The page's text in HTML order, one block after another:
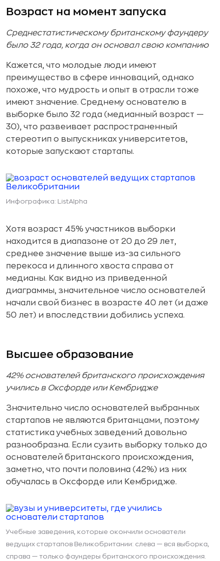
Возраст на момент запуска
Среднестатистическому британскому фаундеру
было 32 года, когда он основал свою компанию
Кажется, что молодые люди имеют
преимущество в сфере инноваций, однако
похоже, что мудрость и опыт в отрасли тоже
имеют значение. Среднему основателю в
выборке было 32 года (медианный возраст —
30), что развеивает распространенный
стереотип о выпускниках университетов,
которые запускают стартапы.
Инфографика: ListAlpha
Хотя возраст 45% участников выборки
находится в диапазоне от 20 до 29 лет,
среднее значение выше из-за сильного
перекоса и длинного хвоста справа от
медианы. Как видно из приведенной
диаграммы, значительное число основателей
начали свой бизнес в возрасте 40 лет (и даже
50 лет) и впоследствии добились успеха.
Высшее образование
42% основателей британского происхождения
учились в Оксфорде или Кембридже
Значительно число основателей выбранных
стартапов не являются британцами, поэтому
статистика учебных заведений довольно
разнообразна. Если сузить выборку только до
основателей британского происхождения,
заметно, что почти половина (42%) из них
обучалась в Оксфорде или Кембридже.
Учебные заведения, которые окончили основатели
ведущих стартапов Великобритании: слева — вся выборка,
справа — только фаундеры британского происхождения.